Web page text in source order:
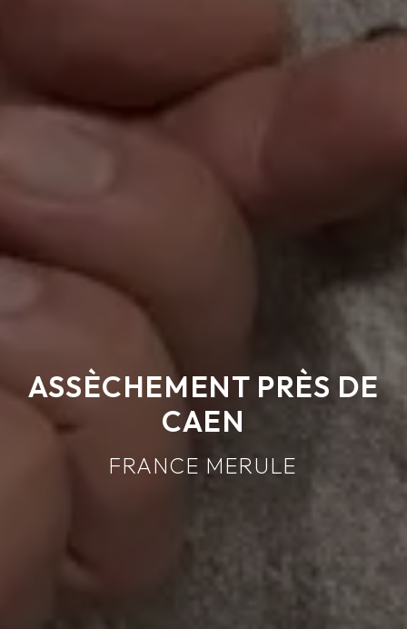
ASSÈCHEMENT PRÈS DE
CAEN
FRANCE MERULE